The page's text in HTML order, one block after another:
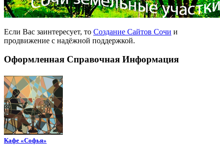
Если Вас заинтересует, то Создание Сайтов Сочи и
продвижение с надёжной поддержкой.
Оформленная Справочная Информация
Кафе «Софья»